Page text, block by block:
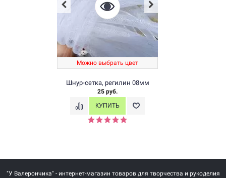
Можно выбрать цвет
Шнур-сетка, регилин 08мм
25 руб.
"У Валерончика" - интернет-магазин товаров для творчества и рукоделия